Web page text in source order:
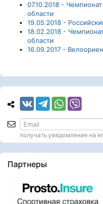
07.10.2018 -
области
19.05.2018 -
18.02.2018 -
области
16.09.2017 -
получать уведомления на
Партнеры